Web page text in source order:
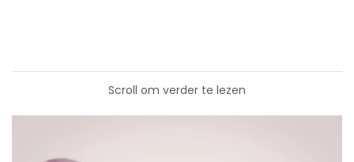
Scroll om verder te lezen